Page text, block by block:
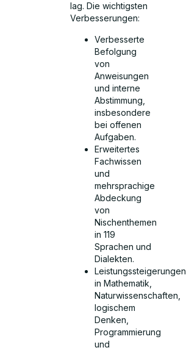
lag. Die wichtigsten
Verbesserungen:
Verbesserte
Befolgung
von
Anweisungen
und interne
Abstimmung,
insbesondere
bei offenen
Aufgaben.
Erweitertes
Fachwissen
und
mehrsprachige
Abdeckung
von
Nischenthemen
in 119
Sprachen und
Dialekten.
Leistungssteigerungen
in Mathematik,
Naturwissenschaften,
logischem
Denken,
Programmierung
und